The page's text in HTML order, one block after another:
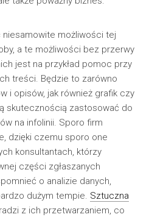
niesamowite możliwości tej
a te możliwości bez przerwy
jest na przykład pomoc przy
treści. Będzie to zarówno
i opisów, jak również grafik czy
skutecznością zastosować do
na infolinii. Sporo firm
dzięki czemu sporo one
konsultantach, którzy
części zgłaszanych
o analizie danych,
dużym tempie. Sztuczna
z ich przetwarzaniem, co